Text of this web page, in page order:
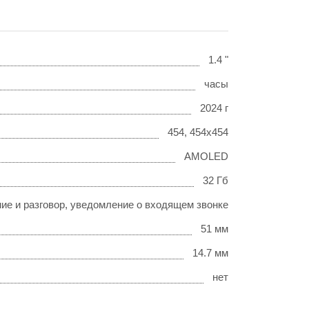
1.4 "
часы
2024 г
454, 454x454
AMOLED
32 Гб
и разговор, уведомление о входящем звонке
51 мм
14.7 мм
нет